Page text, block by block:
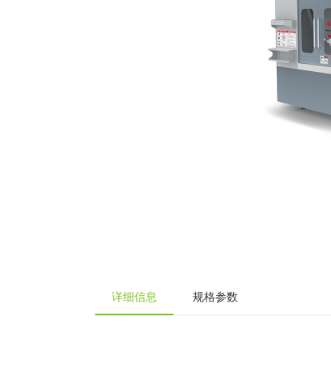
详细信息 规格参数